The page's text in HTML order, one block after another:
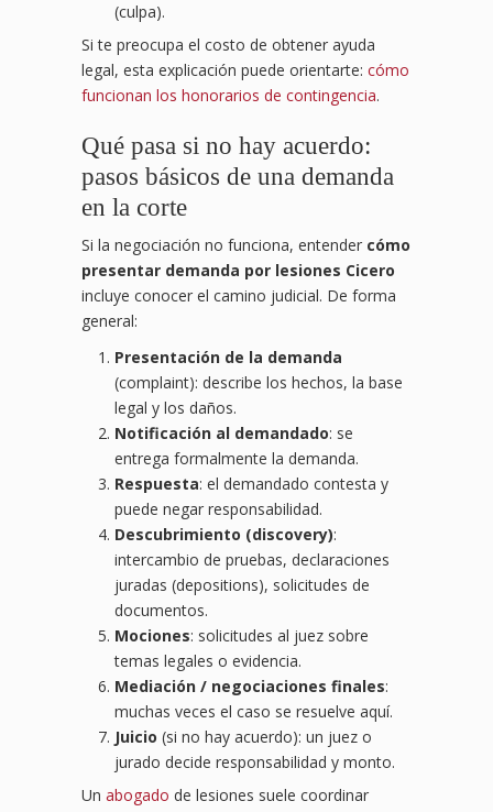
(culpa).
Si te preocupa el costo de obtener ayuda
legal, esta explicación puede orientarte: cómo
funcionan los honorarios de contingencia.
Qué pasa si no hay acuerdo:
pasos básicos de una demanda
en la corte
Si la negociación no funciona, entender cómo
presentar demanda por lesiones Cicero
incluye conocer el camino judicial. De forma
general:
Presentación de la demanda
(complaint): describe los hechos, la base
legal y los daños.
Notificación al demandado: se
entrega formalmente la demanda.
Respuesta: el demandado contesta y
puede negar responsabilidad.
Descubrimiento (discovery):
intercambio de pruebas, declaraciones
juradas (depositions), solicitudes de
documentos.
Mociones: solicitudes al juez sobre
temas legales o evidencia.
Mediación / negociaciones finales:
muchas veces el caso se resuelve aquí.
Juicio (si no hay acuerdo): un juez o
jurado decide responsabilidad y monto.
Un abogado de lesiones suele coordinar